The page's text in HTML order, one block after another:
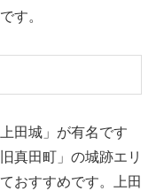
す。
田城」が有名です
真田町」の城跡エリ
おすすめです。上田